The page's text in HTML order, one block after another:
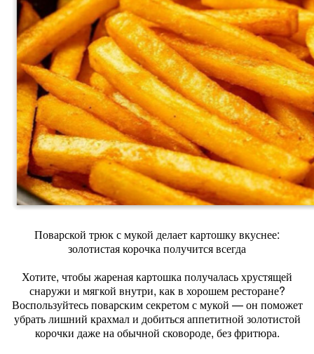
Поварской трюк с мукой делает картошку вкуснее:
золотистая корочка получится всегда
Хотите, чтобы жареная картошка получалась хрустящей
снаружи и мягкой внутри, как в хорошем ресторане?
Воспользуйтесь поварским секретом с мукой — он поможет
убрать лишний крахмал и добиться аппетитной золотистой
корочки даже на обычной сковороде, без фритюра.